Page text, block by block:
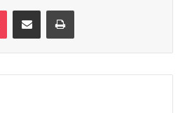
Pocket Compartir por correo electrónicoImprimir